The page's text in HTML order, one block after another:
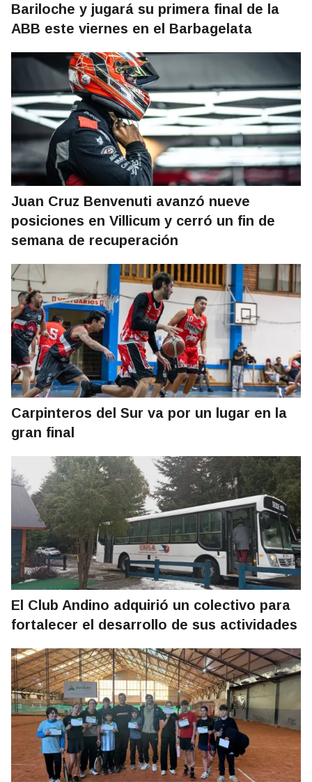
Bariloche y jugará su primera final de la
ABB este viernes en el Barbagelata
Juan Cruz Benvenuti avanzó nueve
posiciones en Villicum y cerró un fin de
semana de recuperación
Carpinteros del Sur va por un lugar en la
gran final
El Club Andino adquirió un colectivo para
fortalecer el desarrollo de sus actividades